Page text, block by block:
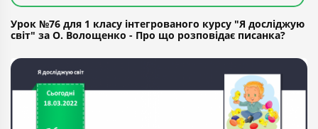
Урок №76 для 1 класу інтегрованого курсу "Я досліджую
світ" за О. Волощенко - Про що розповідає писанка?